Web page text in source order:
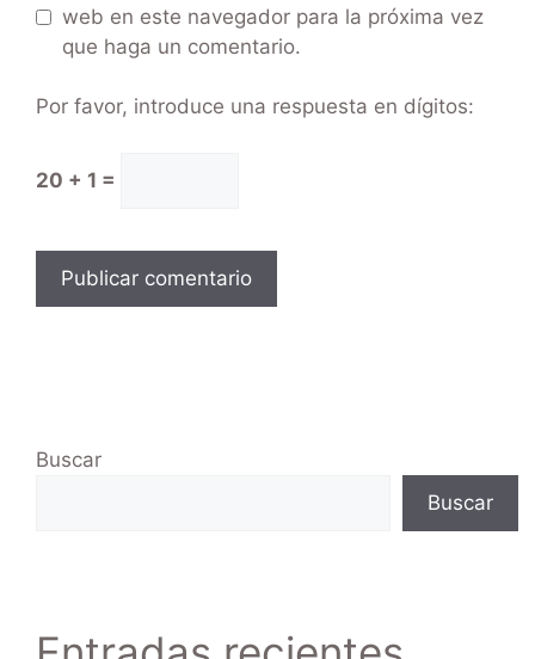
web en este navegador para la próxima vez
que haga un comentario.
Por favor, introduce una respuesta en dígitos:
20 + 1 =
Buscar
Buscar